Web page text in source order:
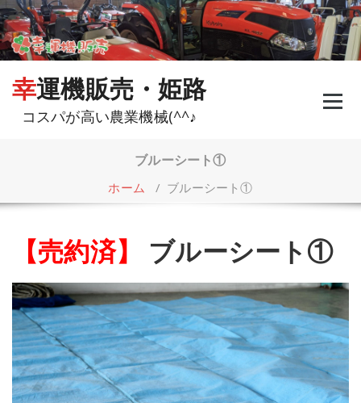
コ
ン
テ
ン
幸運機販売・姫路
コスパが高い農業機械(^^♪
ブルーシート①
ホーム / ブルーシート①
【売約済】 ブルーシート①